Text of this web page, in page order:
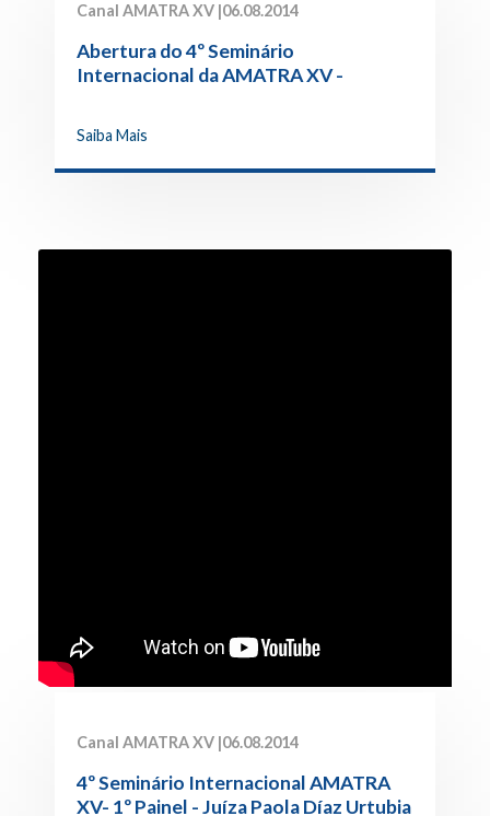
Canal AMATRA XV |06.08.2014
Abertura do 4º Seminário
Internacional da AMATRA XV -
Saiba Mais
Canal AMATRA XV |06.08.2014
4º Seminário Internacional AMATRA
XV- 1º Painel - Juíza Paola Díaz Urtubia